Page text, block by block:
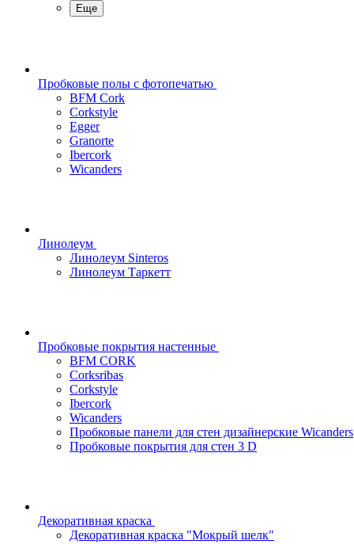
Еще
Пробковые полы с фотопечатью
BFM Cork
Corkstyle
Egger
Granorte
Ibercork
Wicanders
Линолеум
Линолеум Sinteros
Линолеум Таркетт
Пробковые покрытия настенные
BFM CORK
Corksribas
Corkstyle
Ibercork
Wicanders
Пробковые панели для стен дизайнерские Wicanders
Пробковые покрытия для стен 3 D
Декоративная краска
Декоративная краска "Мокрый шелк"